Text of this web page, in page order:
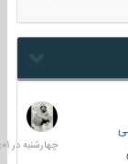
در
06:01